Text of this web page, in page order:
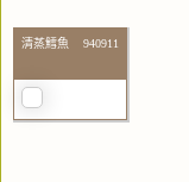
清蒸鱈魚 940911